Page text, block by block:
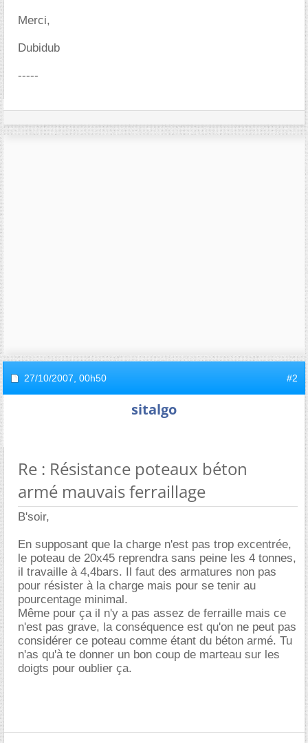
Merci,
Dubidub
-----
27/10/2007, 00h50 #2
sitalgo
Re : Résistance poteaux béton
armé mauvais ferraillage
B'soir,
En supposant que la charge n'est pas trop excentrée,
le poteau de 20x45 reprendra sans peine les 4 tonnes,
il travaille à 4,4bars. Il faut des armatures non pas
pour résister à la charge mais pour se tenir au
pourcentage minimal.
Même pour ça il n'y a pas assez de ferraille mais ce
n'est pas grave, la conséquence est qu'on ne peut pas
considérer ce poteau comme étant du béton armé. Tu
n'as qu'à te donner un bon coup de marteau sur les
doigts pour oublier ça.